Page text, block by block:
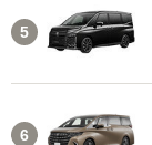
5
6